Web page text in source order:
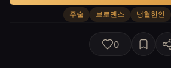
주술 브로맨스 냉혈한인
0